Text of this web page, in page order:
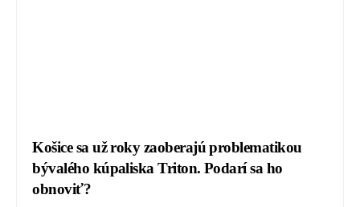
Košice sa už roky zaoberajú problematikou
bývalého kúpaliska Triton. Podarí sa ho
obnoviť?